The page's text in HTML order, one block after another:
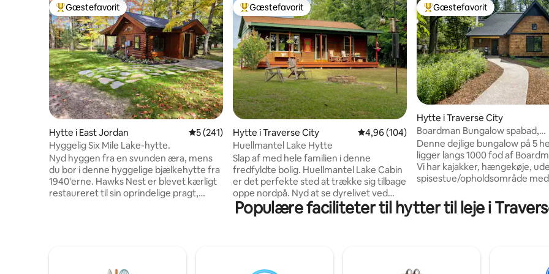
Bedste gæstefavorit
Gæstefavorit
Hytte i East Jordan 5 ud af 5 i gennemsnitlig bedømmelse, 241 omtaler
5 (241)
Hyggelig Six Mile Lake-hytte.
Nyd hyggen fra en svunden æra, mens
du bor i denne hyggelige bjælkehytte fra
1940'erne. Hawks Nest er blevet kærligt
restaureret til sin oprindelige pragt,
Bedste gæstefavorit
Gæstefavorit
Hytte i Traverse City 4,96 ud af 5 i gennemsnitlig bedømmelse,
4,96 (104)
Huellmantel Lake Hytte
Slap af med hele familien i denne
fredfyldte bolig. Huellmantel Lake Cabin
er det perfekte sted at trække sig tilbage
oppe nordpå. Nyd at se dyrelivet ved
siden af bålet, mens du har udsigt over
den smukke Huellmantel Lake, eller tag
Bedste gæstefavorit
Gæstefavorit
Hytte i Traverse City
Boardman Bungalow spabad,
kajakroning, fiskeri
Denne dejlige bungalow på 5
ligger langs 1000 fod af
Vi har kajakker, hængekøje,
spisestue/opholdsområde
statsejet jord og stier, der er
vandreture, kajakroning, side
små toiletartikler og sæber.
dig med at holde forbindelsen.
Populære faciliteter til hytter til leje i